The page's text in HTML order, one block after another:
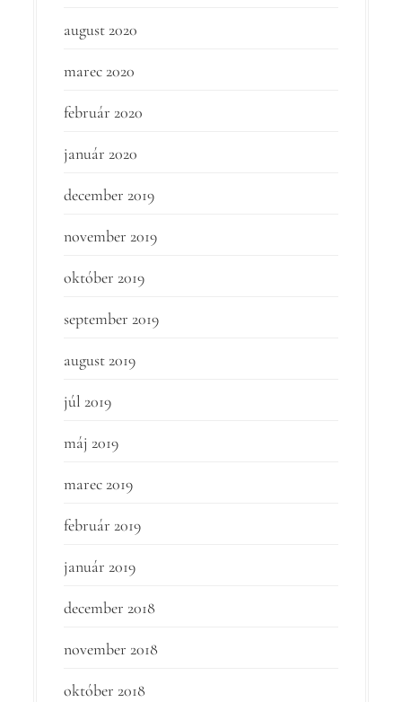
august 2020
marec 2020
február 2020
január 2020
december 2019
november 2019
október 2019
september 2019
august 2019
júl 2019
máj 2019
marec 2019
február 2019
január 2019
december 2018
november 2018
október 2018